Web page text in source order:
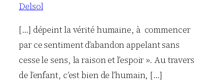
Delsol
[…] dépeint la vérité humaine, à commencer
par ce sentiment d’abandon appelant sans
cesse le sens, la raison et l’espoir ». Au travers
de l’enfant, c’est bien de l’humain, […]